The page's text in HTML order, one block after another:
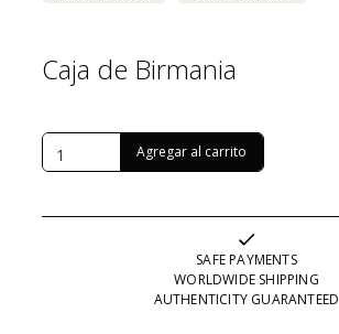
Caja de Birmania
SAFE PAYMENTS
WORLDWIDE SHIPPING
AUTHENTICITY GUARANTEED